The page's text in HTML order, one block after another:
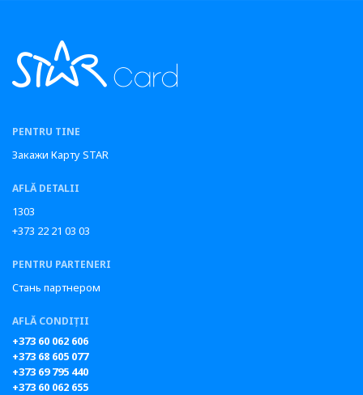
PENTRU TINE
Закажи Карту STAR
AFLĂ DETALII
1303
+373 22 21 03 03
PENTRU PARTENERI
Стань партнером
AFLĂ CONDIȚII
+373 60 062 606
+373 68 605 077
+373 69 795 440
+373 60 062 655